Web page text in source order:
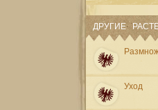
ДРУГИЕ
Уход